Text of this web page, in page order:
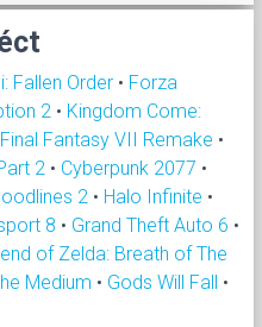
Fallen Order • Forza
2 • Kingdom Come:
Final Fantasy VII Remake •
2 • Cyberpunk 2077 •
2 • Halo Infinite •
8 • Grand Theft Auto 6 •
of Zelda: Breath of The
Medium • Gods Will Fall •